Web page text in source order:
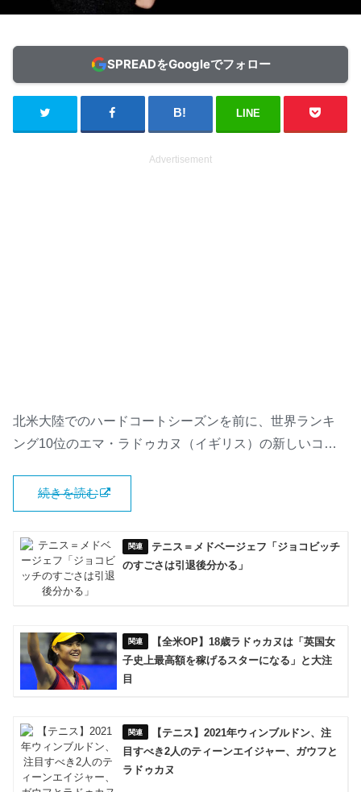
SPREADをGoogleでフォロー
LINE
Advertisement
北米大陸でのハードコートシーズンを前に、世界ランキ
ング10位のエマ・ラドゥカヌ（イギリス）の新しいコ…
続きを読む
テニス＝メドベージェフ「ジョコビッチ
のすごさは引退後分かる」
【全米OP】18歳ラドゥカヌは「英国女
子史上最高額を稼げるスターになる」と大注
目
【テニス】2021年ウィンブルドン、注
目すべき2人のティーンエイジャー、ガウフと
ラドゥカヌ